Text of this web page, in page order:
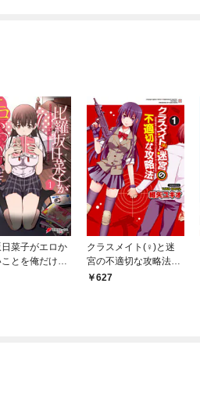
菜子がエロか
とを俺だけが
る。（１）
クラスメイト(♀)と迷
宮の不適切な攻略法
1 627